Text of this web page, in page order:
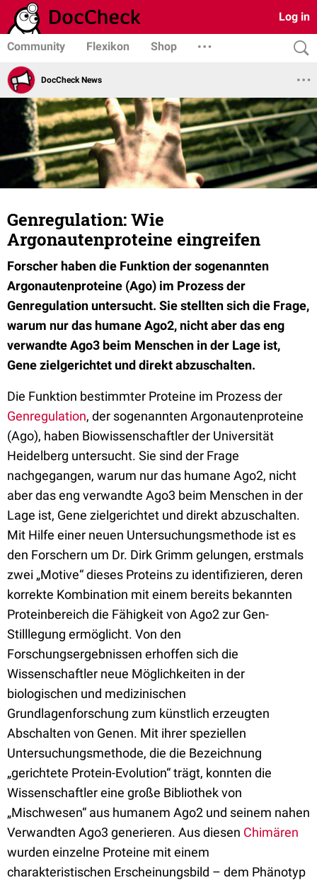
Log in
Community Flexikon Shop
DocCheck News
Genregulation: Wie
Argonautenproteine eingreifen
Forscher haben die Funktion der sogenannten
Argonautenproteine (Ago) im Prozess der
Genregulation untersucht. Sie stellten sich die Frage,
warum nur das humane Ago2, nicht aber das eng
verwandte Ago3 beim Menschen in der Lage ist,
Gene zielgerichtet und direkt abzuschalten.
Die Funktion bestimmter Proteine im Prozess der
Genregulation, der sogenannten Argonautenproteine
(Ago), haben Biowissenschaftler der Universität
Heidelberg untersucht. Sie sind der Frage
nachgegangen, warum nur das humane Ago2, nicht
aber das eng verwandte Ago3 beim Menschen in der
Lage ist, Gene zielgerichtet und direkt abzuschalten.
Mit Hilfe einer neuen Untersuchungsmethode ist es
den Forschern um Dr. Dirk Grimm gelungen, erstmals
zwei „Motive“ dieses Proteins zu identifizieren, deren
korrekte Kombination mit einem bereits bekannten
Proteinbereich die Fähigkeit von Ago2 zur Gen-
Stilllegung ermöglicht. Von den
Forschungsergebnissen erhoffen sich die
Wissenschaftler neue Möglichkeiten in der
biologischen und medizinischen
Grundlagenforschung zum künstlich erzeugten
Abschalten von Genen. Mit ihrer speziellen
Untersuchungsmethode, die die Bezeichnung
„gerichtete Protein-Evolution“ trägt, konnten die
Wissenschaftler eine große Bibliothek von
„Mischwesen“ aus humanem Ago2 und seinem nahen
Verwandten Ago3 generieren. Aus diesen Chimären
wurden einzelne Proteine mit einem
charakteristischen Erscheinungsbild – dem Phänotyp